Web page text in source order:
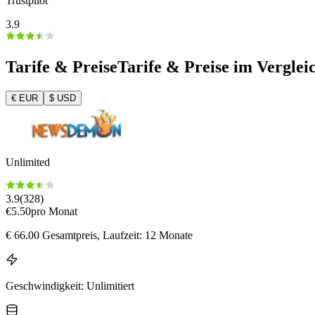
3.9
Tarife & PreiseTarife & Preise im
€ EUR $ USD
Unlimited
3.9(328)
€5.50pro Monat
€ 66.00 Gesamtpreis, Laufzeit: 12 Monate
Geschwindigkeit: Unlimitiert